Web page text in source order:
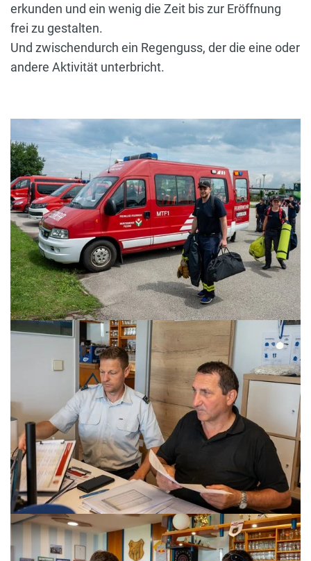
erkunden und ein wenig die Zeit bis zur Eröffnung
frei zu gestalten.
Und zwischendurch ein Regenguss, der die eine oder
andere Aktivität unterbricht.